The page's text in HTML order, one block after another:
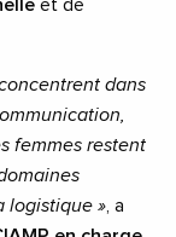
et de
dans
femmes restent
logistique », a